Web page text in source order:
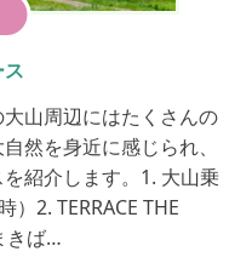
山周辺にはたくさんの
然を身近に感じられ、
紹介します。1. 大山乗
2. TERRACE THE
きば…